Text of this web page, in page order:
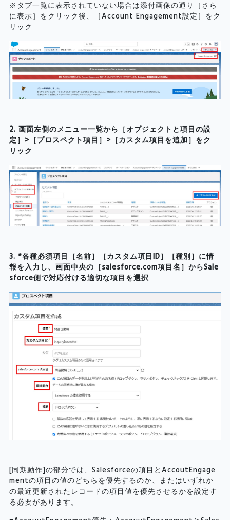
※タブ一覧に表示されていない場合は添付画像の通り［さら
に表示］をクリック後、［Account Engagement設定］をク
リック
2. 画面左側のメニュー一覧から［オブジェクトと項目の設
定］>［プロスペクト項目］>［カスタム項目を追加］をク
リック
3. *各種必須項目［名前］［カスタム項目ID］［種別］に情
報を入力し、画面中央の［salesforce.com項目名］からSale
sforce側で対応付ける適切な項目を選択
[同期動作]の部分では、Salesforceの項目とAccoutEngage
mentの項目の値のどちらを優先するのか、またはいずれか
の最近更新されたレコードの項目値を優先させるかを設定す
る必要があります。